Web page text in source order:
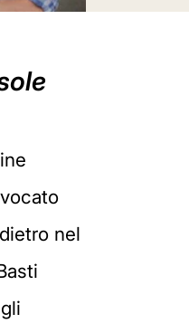
nel